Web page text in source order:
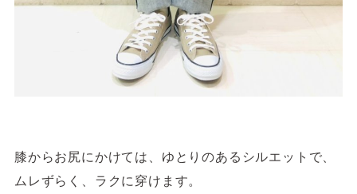
膝からお尻にかけては、ゆとりのあるシルエットで、
ムレずらく、ラクに穿けます。